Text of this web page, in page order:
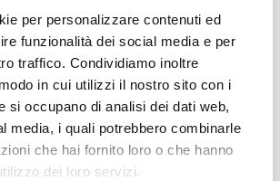
per personalizzare contenuti ed
funzionalità dei social media e per
traffico. Condividiamo inoltre
in cui utilizzi il nostro sito con i
si occupano di analisi dei dati web,
media, i quali potrebbero combinarle
che hai fornito loro o che hanno
dei loro servizi.